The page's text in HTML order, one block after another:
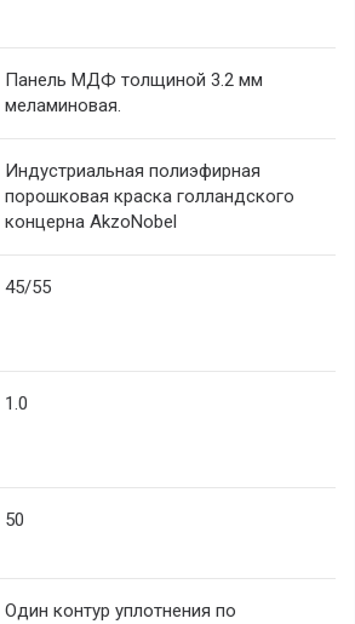
Панель МДФ толщиной 3.2 мм
меламиновая.
Индустриальная полиэфирная
порошковая краска голландского
концерна AkzoNobel
45/55
1.0
50
Один контур уплотнения по